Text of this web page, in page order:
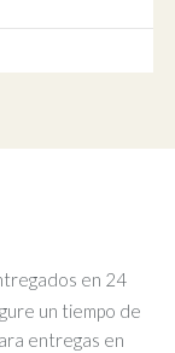
en 24
un tiempo de
entregas en